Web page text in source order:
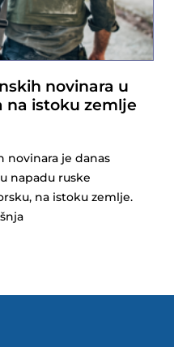
novinara u
na istoku zemlje
novinara je danas
napadu ruske
na istoku zemlje.